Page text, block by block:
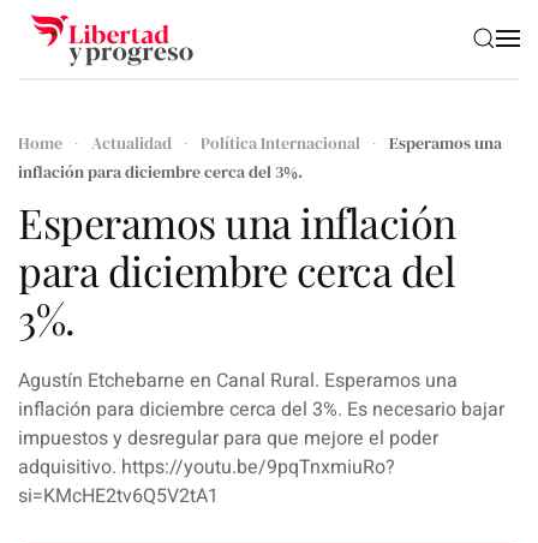
Skip to main content
Home Actualidad Política Internacional
Esperamos una
inflación para diciembre cerca del 3%.
Esperamos una inflación
para diciembre cerca del
3%.
Agustín Etchebarne en Canal Rural. Esperamos una
inflación para diciembre cerca del 3%. Es necesario bajar
impuestos y desregular para que mejore el poder
adquisitivo. https://youtu.be/9pqTnxmiuRo?
si=KMcHE2tv6Q5V2tA1